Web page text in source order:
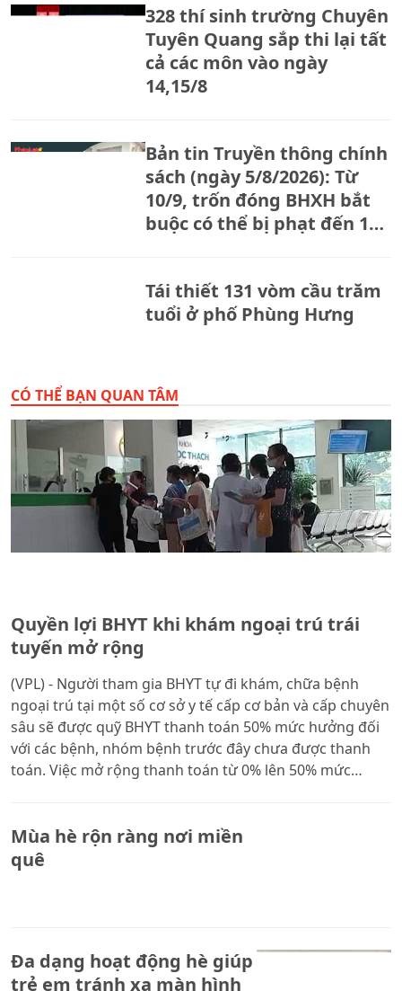
328 thí sinh trường Chuyên
Tuyên Quang sắp thi lại tất
cả các môn vào ngày
14,15/8
Bản tin Truyền thông chính
sách (ngày 5/8/2026): Từ
10/9, trốn đóng BHXH bắt
buộc có thể bị phạt đến 150
Tái thiết 131 vòm cầu trăm
tuổi ở phố Phùng Hưng
CÓ THỂ BẠN QUAN TÂM
Quyền lợi BHYT khi khám ngoại trú trái
tuyến mở rộng
(VPL) - Người tham gia BHYT tự đi khám, chữa bệnh
ngoại trú tại một số cơ sở y tế cấp cơ bản và cấp chuyên
sâu sẽ được quỹ BHYT thanh toán 50% mức hưởng đối
với các bệnh, nhóm bệnh trước đây chưa được thanh
toán. Việc mở rộng thanh toán từ 0% lên 50% mức
y tế và bảo đảm tốt hơn quyền lợi của người tham gia
BHYT.
Mùa hè rộn ràng nơi miền
quê
Đa dạng hoạt động hè giúp
trẻ em tránh xa màn hình